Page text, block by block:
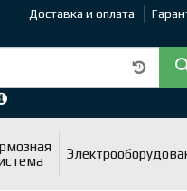
Доставка и оплата